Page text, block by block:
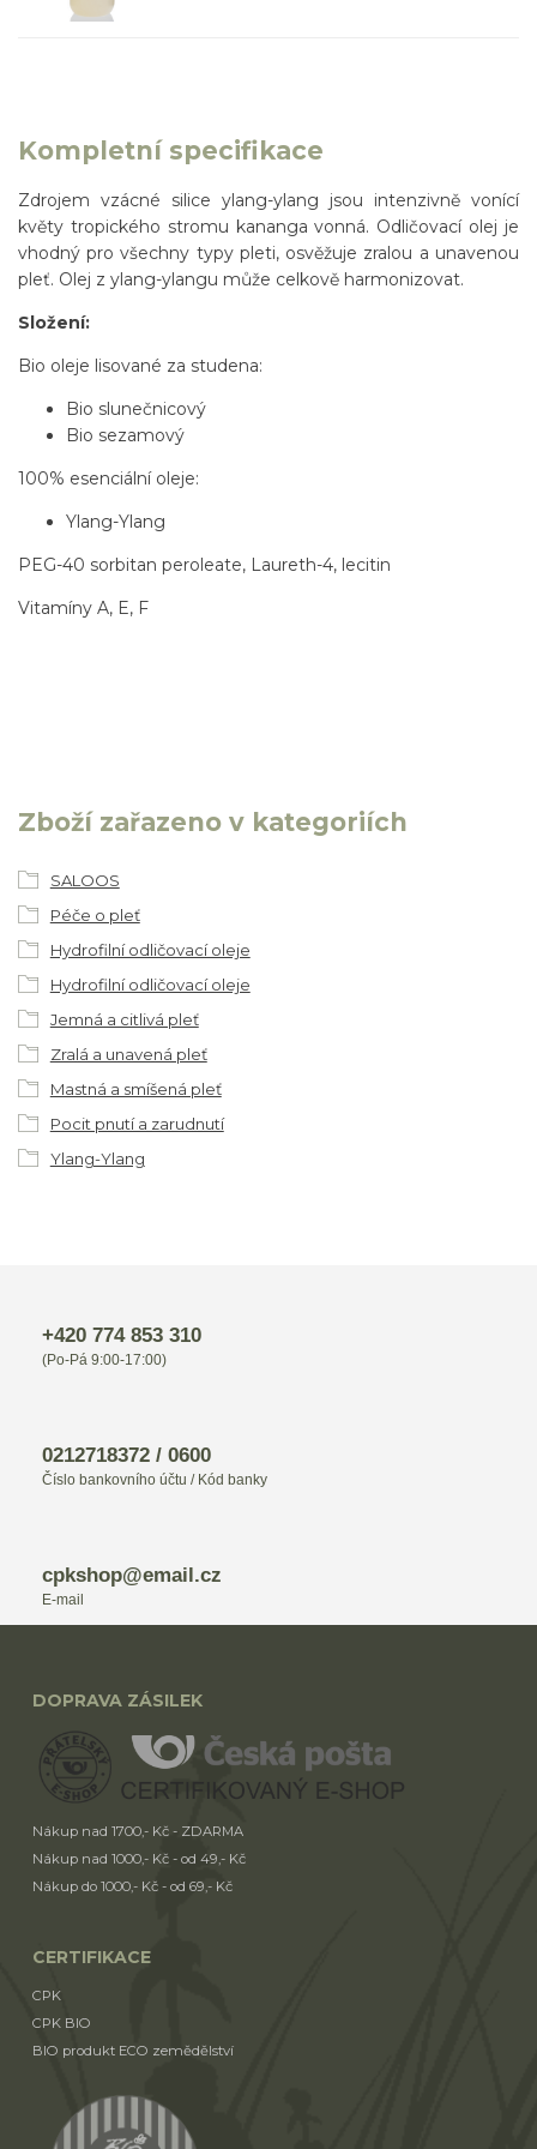
Kompletní specifikace
Zdrojem vzácné silice ylang-ylang jsou intenzivně vonící
květy tropického stromu kananga vonná. Odličovací olej je
vhodný pro všechny typy pleti, osvěžuje zralou a unavenou
pleť. Olej z ylang-ylangu může celkově harmonizovat.
Složení:
Bio oleje lisované za studena:
Bio slunečnicový
Bio sezamový
100% esenciální oleje:
Ylang-Ylang
PEG-40 sorbitan peroleate, Laureth-4, lecitin
Vitamíny A, E, F
Zboží zařazeno v kategoriích
SALOOS
Péče o pleť
Hydrofilní odličovací oleje
Hydrofilní odličovací oleje
Jemná a citlivá pleť
Zralá a unavená pleť
Mastná a smíšená pleť
Pocit pnutí a zarudnutí
Ylang-Ylang
+420 774 853 310
(Po-Pá 9:00-17:00)
0212718372 / 0600
Číslo bankovního účtu / Kód banky
cpkshop@email.cz
E-mail
DOPRAVA ZÁSILEK
Nákup nad 1700,- Kč - ZDARMA
Nákup nad 1000,- Kč - od 49,- Kč
Nákup do 1000,- Kč - od 69,- Kč
CERTIFIKACE
CPK
CPK BIO
BIO produkt ECO zemědělství